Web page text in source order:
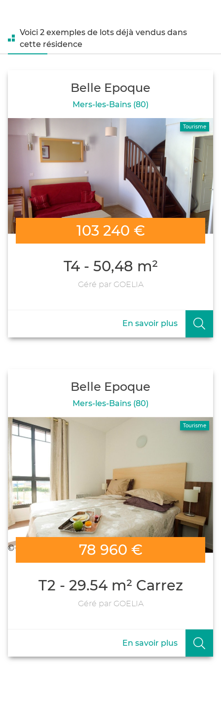
Voici 2 exemples de lots déjà vendus dans
cette résidence
Belle Epoque
Mers-les-Bains (80)
Tourisme
103 240 €
T4 - 50,48 m²
Géré par GOELIA
En savoir plus
Belle Epoque
Mers-les-Bains (80)
Tourisme
78 960 €
T2 - 29.54 m² Carrez
Géré par GOELIA
En savoir plus